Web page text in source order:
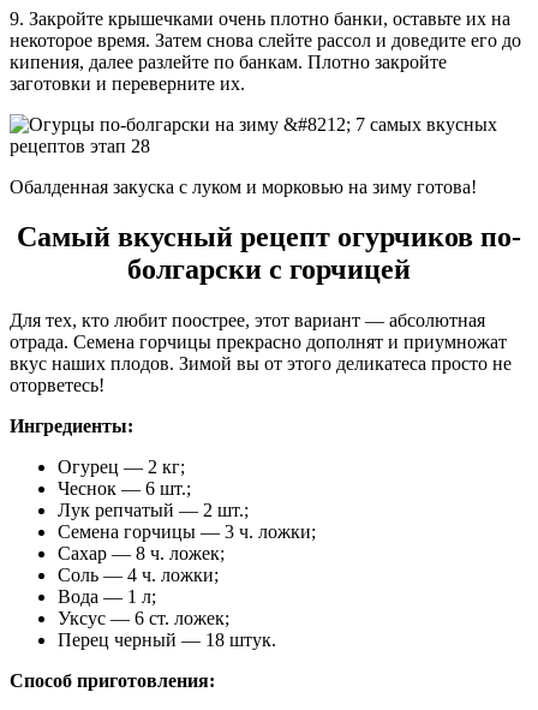
9. Закройте крышечками очень плотно банки, оставьте их на
некоторое время. Затем снова слейте рассол и доведите его до
кипения, далее разлейте по банкам. Плотно закройте
заготовки и переверните их.
Обалденная закуска с луком и морковью на зиму готова!
Самый вкусный рецепт огурчиков по-
болгарски с горчицей
Для тех, кто любит поострее, этот вариант — абсолютная
отрада. Семена горчицы прекрасно дополнят и приумножат
вкус наших плодов. Зимой вы от этого деликатеса просто не
оторветесь!
Ингредиенты:
Огурец — 2 кг;
Чеснок — 6 шт.;
Лук репчатый — 2 шт.;
Семена горчицы — 3 ч. ложки;
Сахар — 8 ч. ложек;
Соль — 4 ч. ложки;
Вода — 1 л;
Уксус — 6 ст. ложек;
Перец черный — 18 штук.
Способ приготовления: